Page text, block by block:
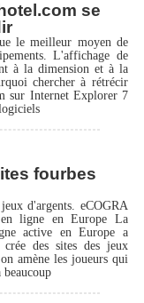
se
le meilleur moyen de
L'affichage de
à la dimension et à la
chercher à rétrécir
sur Internet Explorer 7
fourbes
d'argents. eCOGRA
ligne en Europe La
active en Europe a
crée des sites des jeux
amène les joueurs qui